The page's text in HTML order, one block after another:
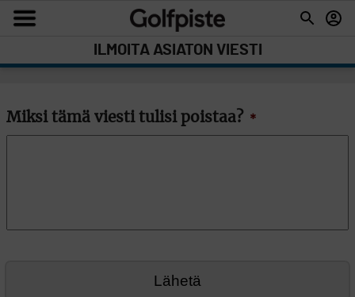
ILMOITA ASIATON VIESTI
Miksi tämä viesti tulisi poistaa? *